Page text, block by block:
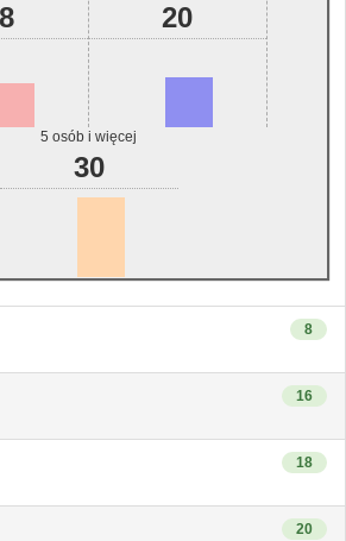
20
5 osób i więcej
30
8
16
18
20